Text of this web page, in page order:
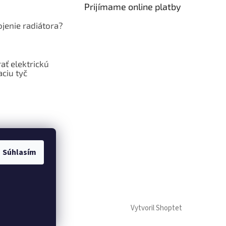
Súhlasím
radiátora?
elektrickú
tyč
Prijímame online platby
Vytvoril Shoptet